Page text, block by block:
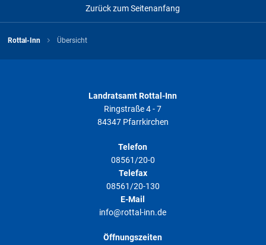
Zurück zum Seitenanfang
Rottal-Inn Übersicht
Landratsamt Rottal-Inn
Ringstraße 4 - 7
84347 Pfarrkirchen
Telefon
08561/20-0
Telefax
08561/20-130
E-Mail
info@rottal-inn.de
Öffnungszeiten